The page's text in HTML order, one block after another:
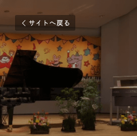
サイトへ戻る